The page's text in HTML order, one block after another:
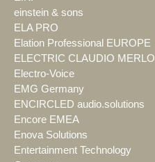
einstein & sons
ELA PRO
Elation Professional EUROPE
ELECTRIC CLAUDIO MERLO
Electro-Voice
EMG Germany
ENCIRCLED audio.solutions
Encore EMEA
Enova Solutions
Entertainment Technology